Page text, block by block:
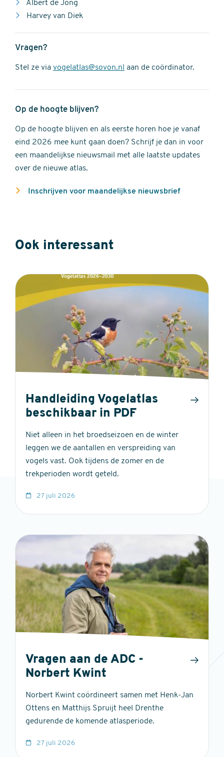
Albert de Jong
Harvey van Diek
Vragen?
Stel ze via vogelatlas@sovon.nl aan de coördinator.
Op de hoogte blijven?
Op de hoogte blijven en als eerste horen hoe je vanaf
eind 2026 mee kunt gaan doen? Schrijf je dan in voor
een maandelijkse nieuwsmail met alle laatste updates
over de nieuwe atlas.
Inschrijven voor maandelijkse nieuwsbrief
Ook interessant
Handleiding Vogelatlas
beschikbaar in PDF
Niet alleen in het broedseizoen en de winter
leggen we de aantallen en verspreiding van
vogels vast. Ook tijdens de zomer en de
trekperioden wordt geteld.
27 juli 2026
Vragen aan de ADC -
Norbert Kwint
Norbert Kwint coördineert samen met Henk-Jan
Ottens en Matthijs Spruijt heel Drenthe
gedurende de komende atlasperiode.
27 juli 2026